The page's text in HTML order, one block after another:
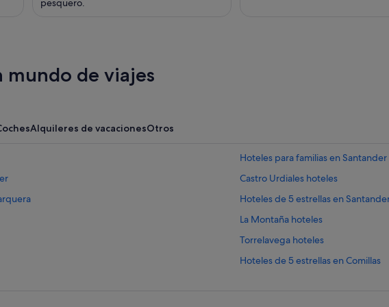
pesquero.
mundo de viajes
Alquileres de vacacionesOtros
Hoteles para familias en Santander
Castro Urdiales hoteles
Hoteles de 5 estrellas en
La Montaña hoteles
Torrelavega hoteles
Hoteles de 5 estrellas en Comillas